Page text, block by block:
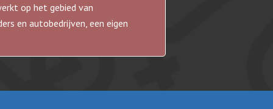
op het gebied van
en autobedrijven, een eigen